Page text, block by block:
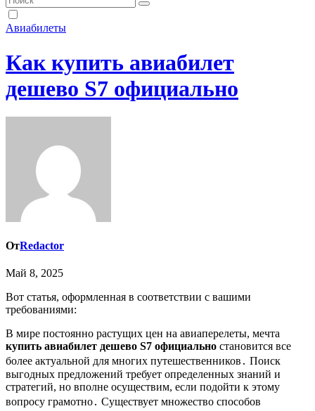
Авиабилеты
Как купить авиабилет
дешево S7 официально
ОтRedactor
Май 8, 2025
Вот статья, оформленная в соответствии с вашими
требованиями:
В мире постоянно растущих цен на авиаперелеты, мечта
купить авиабилет дешево S7 официально становится все
более актуальной для многих путешественников․ Поиск
выгодных предложений требует определенных знаний и
стратегий, но вполне осуществим, если подойти к этому
вопросу грамотно․ Существует множество способов